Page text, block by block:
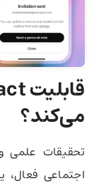
قابلیت
می‌کند؟
تحقیقات علمی
اجتماعی فعال،